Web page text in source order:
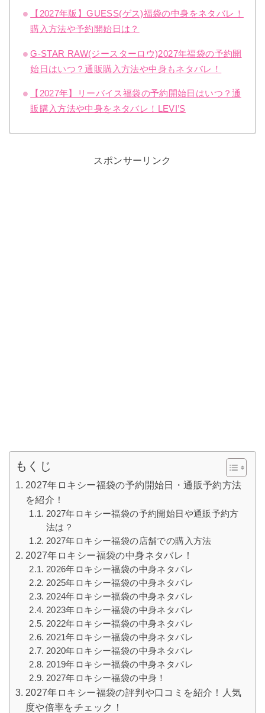
【2027年版】GUESS(ゲス)福袋の中身をネタバレ！
購入方法や予約開始日は？
G-STAR RAW(ジースターロウ)2027年福袋の予約開
始日はいつ？通販購入方法や中身もネタバレ！
【2027年】リーバイス福袋の予約開始日はいつ？通
販購入方法や中身をネタバレ！LEVI’S
スポンサーリンク
もくじ
2027年ロキシー福袋の予約開始日・通販予約方法
を紹介！
2027年ロキシー福袋の予約開始日や通販予約方
法は？
2027年ロキシー福袋の店舗での購入方法
2027年ロキシー福袋の中身ネタバレ！
2026年ロキシー福袋の中身ネタバレ
2025年ロキシー福袋の中身ネタバレ
2024年ロキシー福袋の中身ネタバレ
2023年ロキシー福袋の中身ネタバレ
2022年ロキシー福袋の中身ネタバレ
2021年ロキシー福袋の中身ネタバレ
2020年ロキシー福袋の中身ネタバレ
2019年ロキシー福袋の中身ネタバレ
2027年ロキシー福袋の中身！
2027年ロキシー福袋の評判や口コミを紹介！人気
度や倍率をチェック！